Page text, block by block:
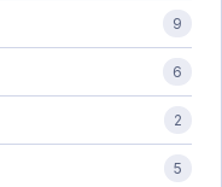
9
6
2
5